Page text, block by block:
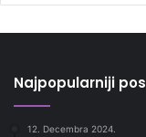
Najpopularniji
12. Decembra 2024.